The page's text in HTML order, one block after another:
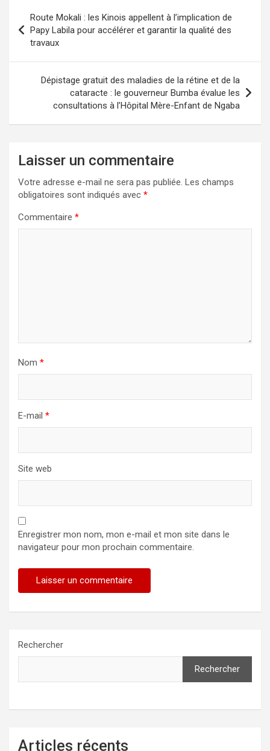
de
l’article
Route Mokali : les Kinois appellent à l’implication de
Papy Labila pour accélérer et garantir la qualité des
travaux
Dépistage gratuit des maladies de la rétine et de la
cataracte : le gouverneur Bumba évalue les
consultations à l’Hôpital Mère-Enfant de Ngaba
Laisser un commentaire
Votre adresse e-mail ne sera pas publiée. Les champs
obligatoires sont indiqués avec *
Commentaire *
Nom *
E-mail *
Site web
Enregistrer mon nom, mon e-mail et mon site dans le
navigateur pour mon prochain commentaire.
Rechercher
Rechercher
Articles récents